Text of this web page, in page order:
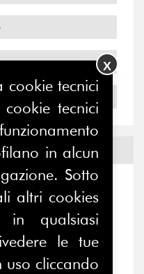
Eventi
Eventi
estiva,
cookie tecnici
tecnici
in alcun
Sotto
altri cookies
qualsiasi
le tue
uso cliccando
X